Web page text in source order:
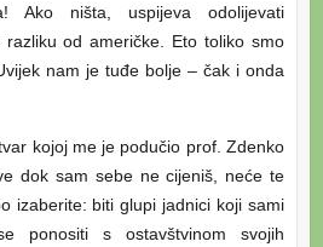
Ako ništa, uspijeva odolijevati
od američke. Eto toliko smo
nam je tuđe bolje – čak i onda
kojoj me je podučio prof. Zdenko
dok sam sebe ne cijeniš, neće te
izaberite: biti glupi jadnici koji sami
ponositi s ostavštvinom svojih